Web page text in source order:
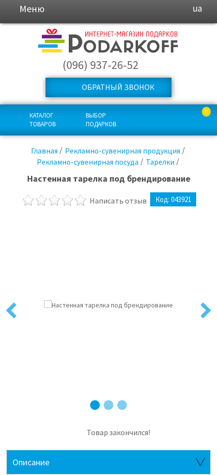
Меню ua
(096) 937-26-52
ОБРАТНЫЙ ЗВОНОК
КАТАЛОГ
ТОВАРОВ
ВЫБОР
ПОДАРКОВ
0
Главная
Рекламно-сувенирная продукция
Рекламно-сувенирная посуда
Тарелки
Настенная тарелка под брендирование
Написать отзыв Код: 043921
Previous Next
Товар закончился!
Описание